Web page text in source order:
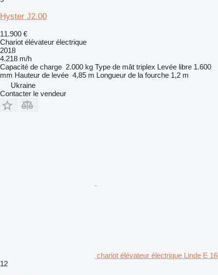
Hyster J2.00
11.900 €
Chariot élévateur électrique
2018
4.218 m/h
Capacité de charge 2.000 kg Type de mât triplex Levée libre 1.600
mm Hauteur de levée 4,85 m Longueur de la fourche 1,2 m
Ukraine
Contacter le vendeur
chariot élévateur électrique Linde E 16
12